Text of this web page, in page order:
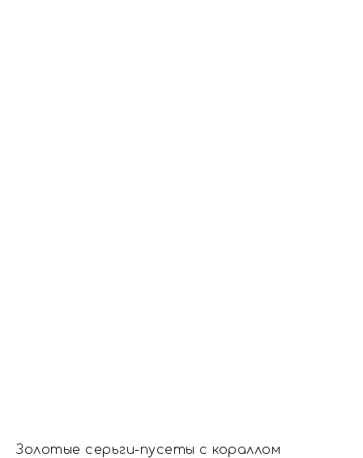
Золотые серьги-пусеты с кораллом